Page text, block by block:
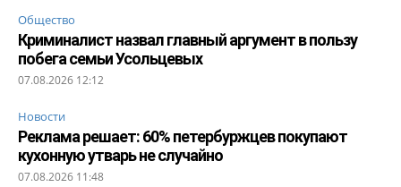
Общество
Криминалист назвал главный аргумент в пользу
побега семьи Усольцевых
07.08.2026 12:12
Новости
Реклама решает: 60% петербуржцев покупают
кухонную утварь не случайно
07.08.2026 11:48